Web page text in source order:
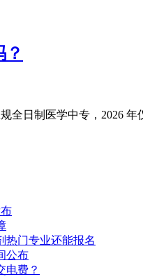
全日制医学中专，2026
热门专业还能报名
公布
电费？